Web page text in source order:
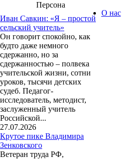
Персона
Иван Савкин: «Я – простой
сельский учитель»
Он говорит спокойно, как
будто даже немного
сдержанно, но за
сдержанностью – полвека
учительской жизни, сотни
уроков, тысячи детских
судеб. Педагог-
исследователь, методист,
заслуженный учитель
Российской...
27.07.2026
Крутое пике Владимира
Зенковского
Ветеран труда РФ,
О нас